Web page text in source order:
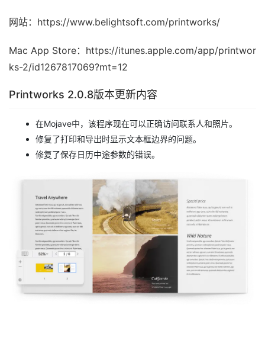
网站：https://www.belightsoft.com/printworks/
Mac App Store：https://itunes.apple.com/app/printwor
ks-2/id1267817069?mt=12
Printworks 2.0.8版本更新内容
在Mojave中，该程序现在可以正确访问联系人和照片。
修复了打印和导出时显示文本框边界的问题。
修复了保存日历中途参数的错误。